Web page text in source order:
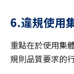
6.違規使用
重點在於使用集
規則品質要求的行